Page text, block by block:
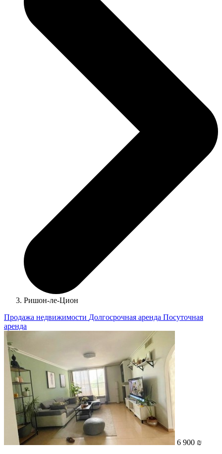
Ришон-ле-Цион
Продажа недвижимости Долгосрочная аренда Посуточная
аренда
6 900 ₪